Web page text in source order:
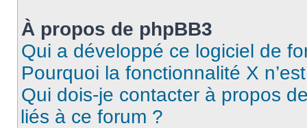
À propos de phpBB3
Qui a développé ce logiciel de
Pourquoi la fonctionnalité X
Qui dois-je contacter à propos
liés à ce forum ?